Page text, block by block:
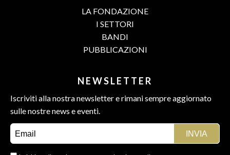
LA FONDAZIONE
I SETTORI
BANDI
PUBBLICAZIONI
NEWSLETTER
Iscriviti alla nostra newsletter e rimani sempre aggiornato
sulle nostre news e eventi.